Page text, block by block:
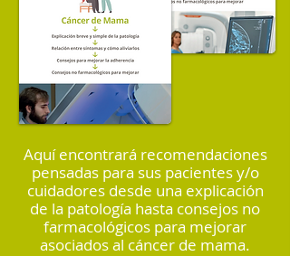
Aquí encontrará recomendaciones
pensadas para sus pacientes y/o
cuidadores desde una explicación
de la patología hasta consejos no
farmacológicos para mejorar
asociados al cáncer de mama.